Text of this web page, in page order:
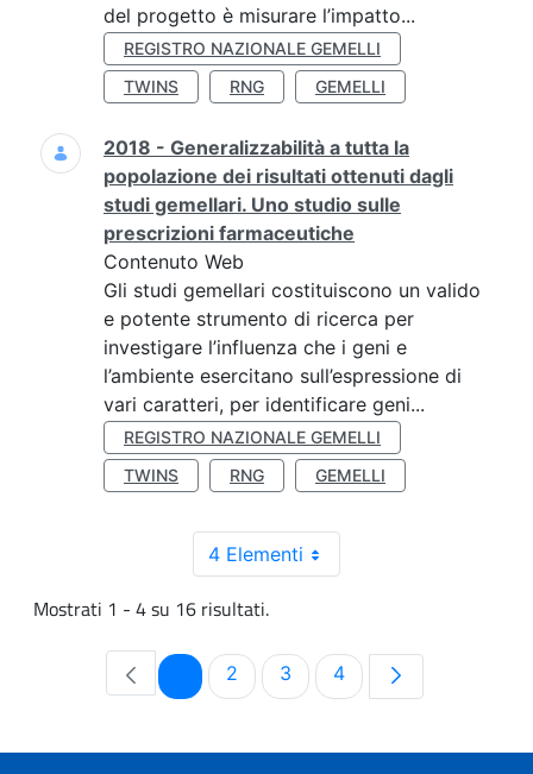
del progetto è misurare l’impatto...
REGISTRO NAZIONALE GEMELLI
TWINS
RNG GEMELLI
2018 - Generalizzabilità a tutta la
popolazione dei risultati ottenuti dagli
studi gemellari. Uno studio sulle
prescrizioni farmaceutiche
Contenuto Web
Gli studi gemellari costituiscono un valido
e potente strumento di ricerca per
investigare l’influenza che i geni e
l’ambiente esercitano sull’espressione di
vari caratteri, per identificare geni...
REGISTRO NAZIONALE GEMELLI
TWINS
RNG GEMELLI
4 Elementi
Mostrati 1 - 4 su 16 risultati.
PaginaPagina
2 Pagina
3 Pagina
4